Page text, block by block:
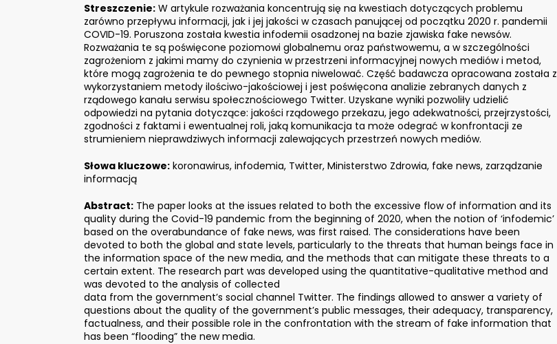
Streszczenie: W artykule rozważania koncentrują się na kwestiach dotyczących problemu
zarówno przepływu informacji, jak i jej jakości w czasach panującej od początku 2020 r. pandemii
COVID-19. Poruszona została kwestia infodemii osadzonej na bazie zjawiska fake newsów.
Rozważania te są poświęcone poziomowi globalnemu oraz państwowemu, a w szczególności
zagrożeniom z jakimi mamy do czynienia w przestrzeni informacyjnej nowych mediów i metod,
które mogą zagrożenia te do pewnego stopnia niwelować. Część badawcza opracowana została z
wykorzystaniem metody ilościwo-jakościowej i jest poświęcona analizie zebranych danych z
rządowego kanału serwisu społecznościowego Twitter. Uzyskane wyniki pozwoliły udzielić
odpowiedzi na pytania dotyczące: jakości rządowego przekazu, jego adekwatności, przejrzystości,
zgodności z faktami i ewentualnej roli, jaką komunikacja ta może odegrać w konfrontacji ze
strumieniem nieprawdziwych informacji zalewających przestrzeń nowych mediów.
Słowa kluczowe: koronawirus, infodemia, Twitter, Ministerstwo Zdrowia, fake news, zarządzanie
informacją
Abstract: The paper looks at the issues related to both the excessive flow of information and its
quality during the Covid-19 pandemic from the beginning of 2020, when the notion of ‘infodemic’
based on the overabundance of fake news, was first raised. The considerations have been
devoted to both the global and state levels, particularly to the threats that human beings face in
the information space of the new media, and the methods that can mitigate these threats to a
certain extent. The research part was developed using the quantitative-qualitative method and
was devoted to the analysis of collected
data from the government’s social channel Twitter. The findings allowed to answer a variety of
questions about the quality of the government’s public messages, their adequacy, transparency,
factualness, and their possible role in the confrontation with the stream of fake information that
has been “flooding” the new media.